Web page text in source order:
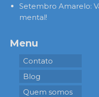
Setembro Amarelo:
mental!
Menu
Contato
Blog
Quem somos